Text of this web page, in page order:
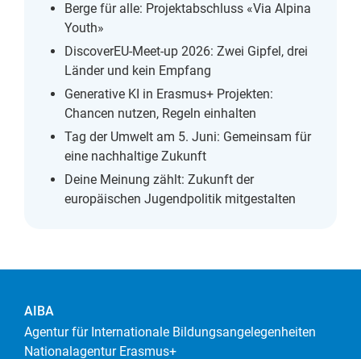
Berge für alle: Projektabschluss «Via Alpina
Youth»
DiscoverEU-Meet-up 2026: Zwei Gipfel, drei
Länder und kein Empfang
Generative KI in Erasmus+ Projekten:
Chancen nutzen, Regeln einhalten
Tag der Umwelt am 5. Juni: Gemeinsam für
eine nachhaltige Zukunft
Deine Meinung zählt: Zukunft der
europäischen Jugendpolitik mitgestalten
AIBA
Agentur für Internationale Bildungsangelegenheiten
Nationalagentur Erasmus+